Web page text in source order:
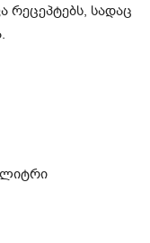
რეცეპტებს, სადაც